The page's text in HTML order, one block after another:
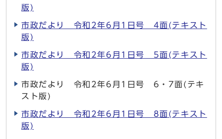
版)
市政だより 令和2年6月1日号 4面(テキスト
版)
市政だより 令和2年6月1日号 5面(テキスト
版)
市政だより 令和2年6月1日号 6・7面(テキ
スト版)
市政だより 令和2年6月1日号 8面(テキスト
版)